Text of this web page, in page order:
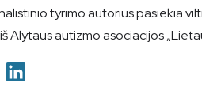
tyrimo autorius pasiekia
Alytaus autizmo asociacijos